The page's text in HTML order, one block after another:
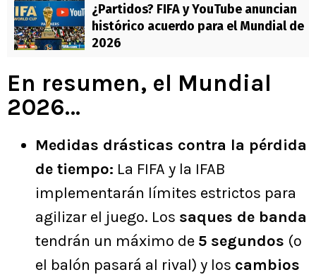
¿Partidos? FIFA y YouTube anuncian
histórico acuerdo para el Mundial de
2026
En resumen, el Mundial
2026…
Medidas drásticas contra la pérdida
de tiempo: La FIFA y la IFAB
implementarán límites estrictos para
agilizar el juego. Los saques de banda
tendrán un máximo de 5 segundos (o
el balón pasará al rival) y los cambios